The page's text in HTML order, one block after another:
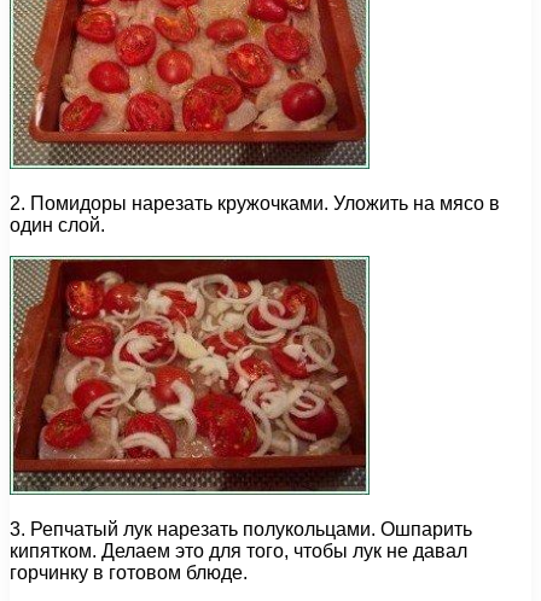
2. Помидоры нарезать кружочками. Уложить на мясо в
один слой.
3. Репчатый лук нарезать полукольцами. Ошпарить
кипятком. Делаем это для того, чтобы лук не давал
горчинку в готовом блюде.